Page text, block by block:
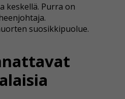
keskellä. Purra on
suosikkipuolue.